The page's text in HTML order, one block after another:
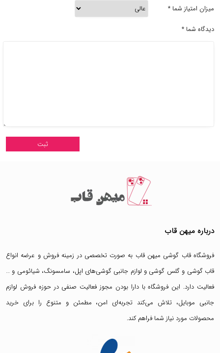
میزان امتیاز شما *
دیدگاه شما *
درباره میهن قاب
فروشگاه قاب گوشی میهن قاب به صورت تخصصی در زمینه فروش و عرضه انواع
قاب گوشی وگلس گوشی و لوازم جانبی گوشی‌های اپل، سامسونگ، شیائومی و …
فعالیت دارد. این فروشگاه با دارا بودن مجوز فعالیت صنفی در حوزه فروش لوازم
جانبی موبایل، تلاش می‌کند تجربه‌ای امن، مطمئن و متنوع را برای خرید
محصولات مورد نیاز شما فراهم کند.